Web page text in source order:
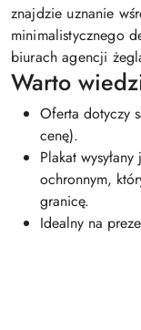
znajdzie uznanie
minimalistycznego
biurach agencji
Warto
Oferta dotyczy
cenę).
Plakat
ochronnym,
granicę.
Idealny na